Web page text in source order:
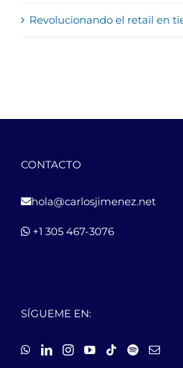
Revolucionando el retail en
CONTACTO
hola@carlosjimenez.net
+1 305 467-3076
SÍGUEME EN: